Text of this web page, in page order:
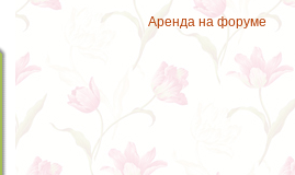
Аренда на форуме